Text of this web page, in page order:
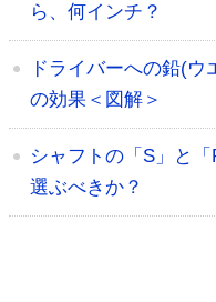
ら、何インチ？
ドライバーへの鉛(
の効果＜図解＞
シャフトの「S」と
選ぶべきか？